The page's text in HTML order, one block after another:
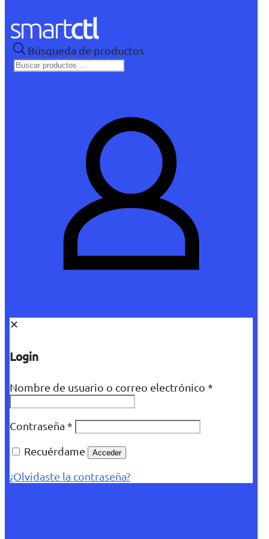
Búsqueda de productos
✕
Login
Nombre de usuario o correo electrónico *
Contraseña *
Recuérdame
Acceder
¿Olvidaste la contraseña?